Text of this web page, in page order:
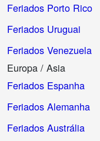
Feriados Porto Rico
Feriados Uruguai
Feriados Venezuela
Europa / Asia
Feriados Espanha
Feriados Alemanha
Feriados Austrália